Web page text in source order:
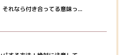
れなら付き合ってる意味っ...